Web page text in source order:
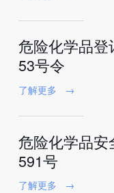
危险化学品
53号令
了解更多 →
危险化学品
591号
了解更多 →